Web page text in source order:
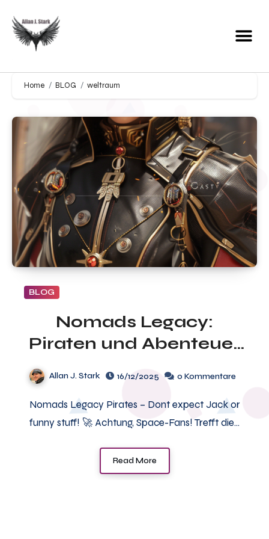
Home BLOG weltraum
BLOG
Nomads Legacy:
Piraten und Abenteuer
vom Blitz Verlag
Allan J. Stark 16/12/2025 0 Kommentare
Nomads Legacy Pirates – Dont expect Jack or
funny stuff! 🚀 Achtung, Space-Fans! Trefft die…
Read More